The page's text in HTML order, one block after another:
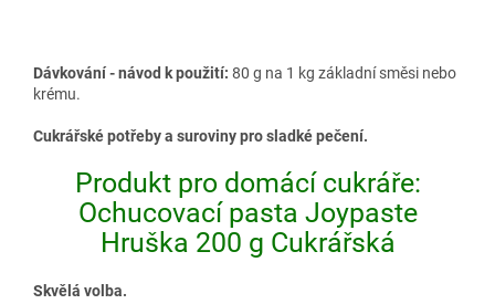
Dávkování - návod k použití: 80 g na 1 kg základní směsi nebo
krému.
Cukrářské potřeby a suroviny pro sladké pečení.
Produkt pro domácí cukráře:
Ochucovací pasta Joypaste
Hruška 200 g Cukrářská
Skvělá volba.